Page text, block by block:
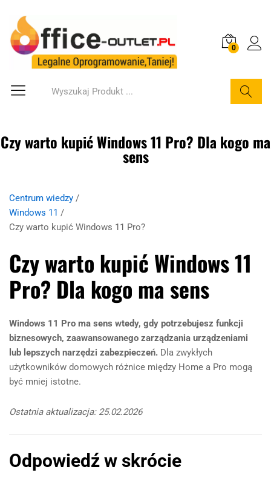
0
Czy warto kupić Windows 11 Pro? Dla kogo ma
sens
Centrum wiedzy /
Windows 11 /
Czy warto kupić Windows 11 Pro?
Czy warto kupić Windows 11
Pro? Dla kogo ma sens
Windows 11 Pro ma sens wtedy, gdy potrzebujesz funkcji
biznesowych, zaawansowanego zarządzania urządzeniami
lub lepszych narzędzi zabezpieczeń. Dla zwykłych
użytkowników domowych różnice między Home a Pro mogą
być mniej istotne.
Ostatnia aktualizacja: 25.02.2026
Odpowiedź w skrócie